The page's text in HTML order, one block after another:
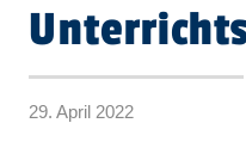
29. April 2022